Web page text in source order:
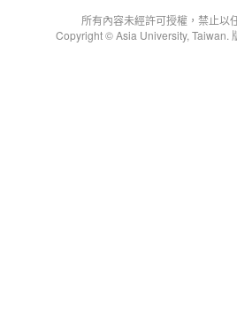
所有內容未經許可授權，禁止以
Copyright © Asia University, Taiwan.